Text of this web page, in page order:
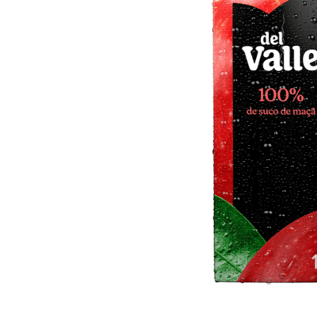
10º arroz